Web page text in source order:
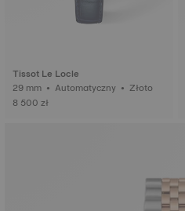
Tissot Le Locle
29 mm • Automatyczny • Złoto
8 500 zł